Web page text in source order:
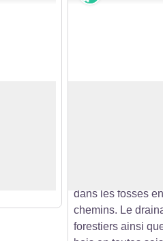
dans les fossés
chemins. Le
forestiers ainsi